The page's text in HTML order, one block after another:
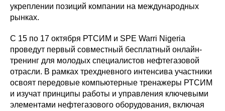
укреплении позиций компании на международных
рынках.
С 15 по 17 октября РТСИМ и SPE Warri Nigeria
проведут первый совместный бесплатный онлайн-
тренинг для молодых специалистов нефтегазовой
отрасли. В рамках трехдневного интенсива участники
освоят передовые компьютерные тренажеры РТСИМ
и изучат принципы работы и управления ключевыми
элементами нефтегазового оборудования, включая